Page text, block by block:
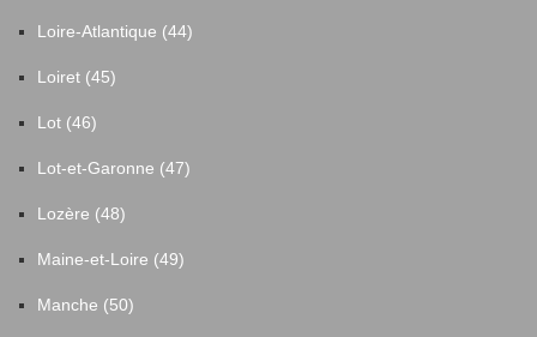
Loire-Atlantique (44)
Loiret (45)
Lot (46)
Lot-et-Garonne (47)
Lozère (48)
Maine-et-Loire (49)
Manche (50)